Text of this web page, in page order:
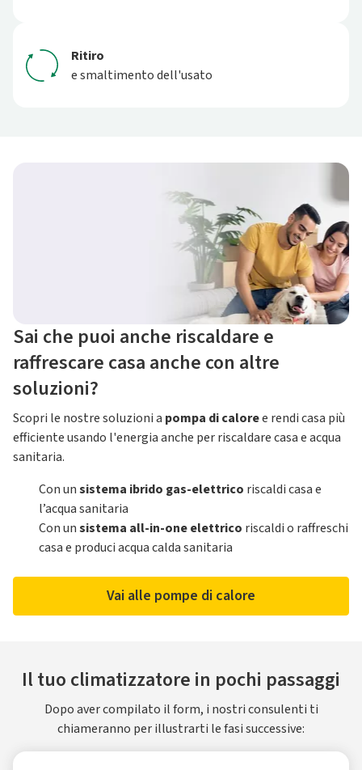
Ritiro
e smaltimento dell'usato
Sai che puoi anche riscaldare e
raffrescare casa anche con altre
soluzioni?
Scopri le nostre soluzioni a pompa di caloree rendi casa più
efficiente usando l'energia anche per riscaldare casa e acqua
sanitaria.
Con unsistema ibrido gas-elettrico riscaldi casa e
l’acqua sanitaria
Con unsistema all-in-one elettrico riscaldi o raffreschi
casa e produci acqua calda sanitaria
Vai alle pompe di calore
Il tuo climatizzatore in pochi passaggi
Dopo aver compilato il form, i nostri consulenti ti
chiameranno per illustrarti le fasi successive: